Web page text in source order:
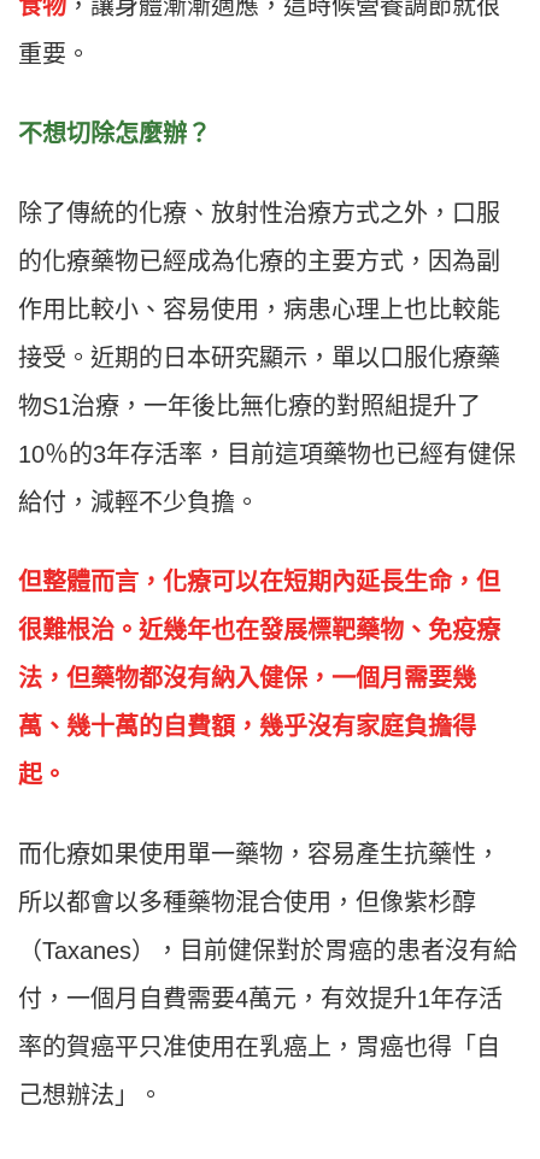
食物 ，讓身體漸漸適應，這時候營養調節就很
重要。
不想切除怎麼辦？
除了傳統的化療、放射性治療方式之外，口服
的化療藥物已經成為化療的主要方式，因為副
作用比較小、容易使用，病患心理上也比較能
接受。近期的日本研究顯示，單以口服化療藥
物S1治療，一年後比無化療的對照組提升了
10％的3年存活率，目前這項藥物也已經有健保
給付，減輕不少負擔。
但整體而言，化療可以在短期內延長生命，但
很難根治。近幾年也在發展標靶藥物、免疫療
法，但藥物都沒有納入健保，一個月需要幾
萬、幾十萬的自費額，幾乎沒有家庭負擔得
起。
而化療如果使用單一藥物，容易產生抗藥性，
所以都會以多種藥物混合使用，但像紫杉醇
（Taxanes），目前健保對於胃癌的患者沒有給
付，一個月自費需要4萬元，有效提升1年存活
率的賀癌平只准使用在乳癌上，胃癌也得「自
己想辦法」。